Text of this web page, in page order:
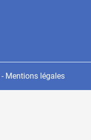
- Mentions légales